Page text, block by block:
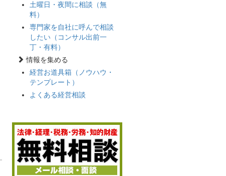
土曜日・夜間に相談（無
料）
専門家を自社に呼んで相談
したい（コンサル出前一
丁・有料）
情報を集める
経営お道具箱（ノウハウ・
テンプレート）
よくある経営相談